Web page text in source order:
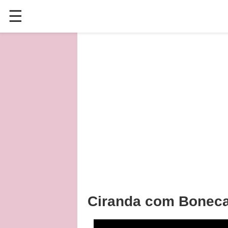
☰
✕
Ciranda com